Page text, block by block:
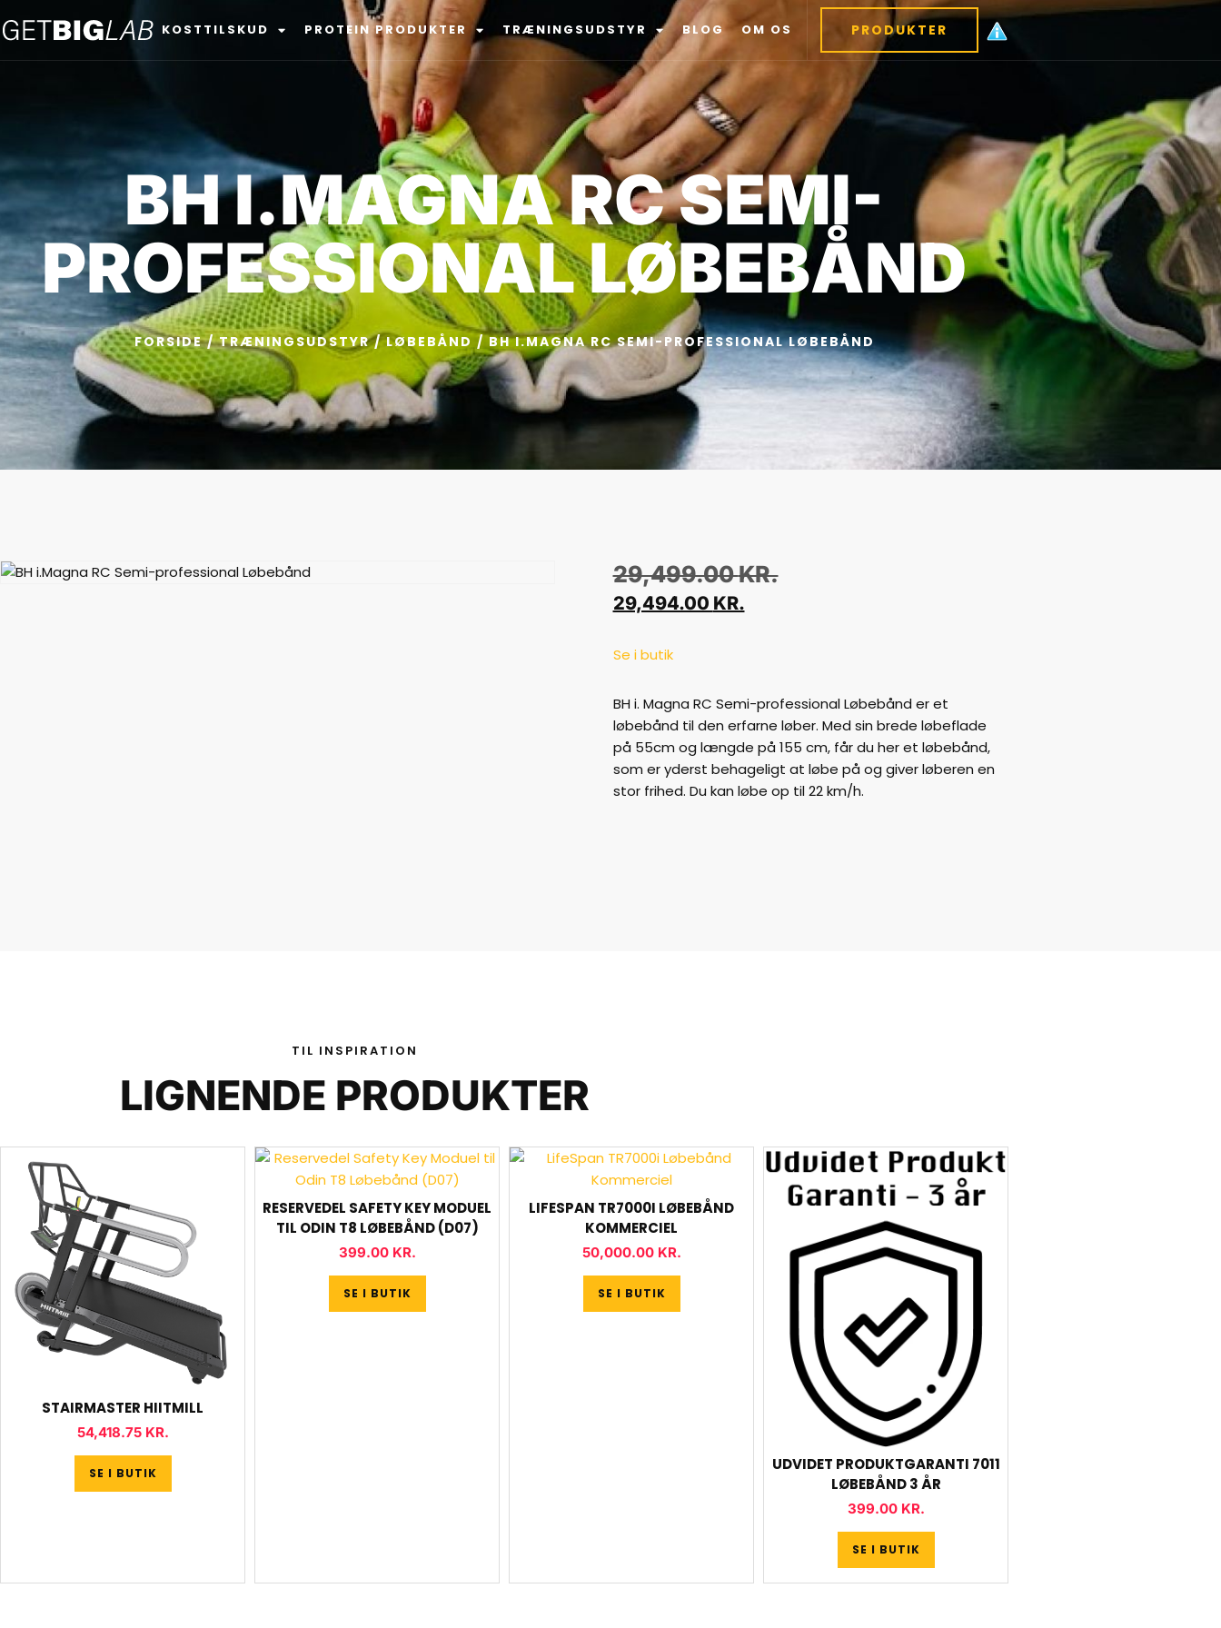
KOSTTILSKUD PROTEIN PRODUKTER TRÆNINGSUDSTYR BLOG OM OS PRODUKTER
BH I.MAGNA RC SEMI-
PROFESSIONAL LØBEBÅND
FORSIDE/TRÆNINGSUDSTYR/LØBEBÅND / BH I.MAGNA RC SEMI-PROFESSIONAL LØBEBÅND
29,499.00KR.
29,494.00 KR.
Se i butik
BH i. Magna RC Semi-professional Løbebånd er et
løbebånd til den erfarne løber. Med sin brede løbeflade
på 55cm og længde på 155 cm, får du her et løbebånd,
som er yderst behageligt at løbe på og giver løberen en
stor frihed. Du kan løbe op til 22 km/h.
TIL INSPIRATION
LIGNENDE PRODUKTER
STAIRMASTER HIITMILL
54,418.75 KR.
SE I BUTIK
RESERVEDEL SAFETY KEY MODUEL
TIL ODIN T8 LØBEBÅND (D07)
399.00 KR.
SE I BUTIK
LIFESPAN TR7000I LØBEBÅND
KOMMERCIEL
50,000.00 KR.
SE I BUTIK
UDVIDET PRODUKTGARANTI 7011
LØBEBÅND 3 ÅR
399.00 KR.
SE I BUTIK